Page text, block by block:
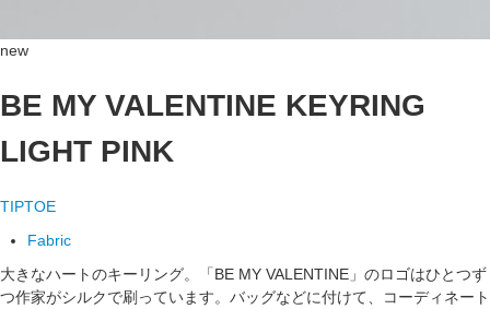
new
BE MY VALENTINE KEYRING
LIGHT PINK
TIPTOE
Fabric
大きなハートのキーリング。「BE MY VALENTINE」のロゴはひとつず
つ作家がシルクで刷っています。バッグなどに付けて、コーディネート